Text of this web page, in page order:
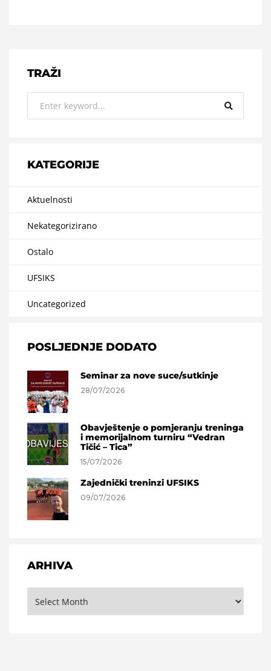
TRAŽI
KATEGORIJE
Aktuelnosti
Nekategorizirano
Ostalo
UFSIKS
Uncategorized
POSLJEDNJE DODATO
Seminar za nove suce/sutkinje
28/07/2026
Obavještenje o pomjeranju treninga
i memorijalnom turniru “Vedran
Tičić – Tica”
15/07/2026
Zajednički treninzi UFSIKS
09/07/2026
ARHIVA